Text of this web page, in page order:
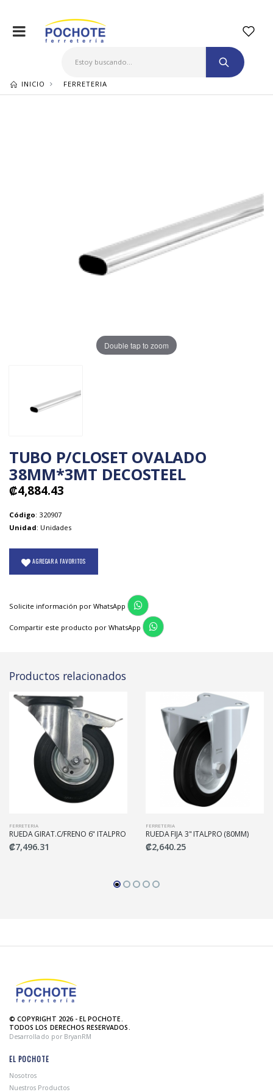
INICIO FERRETERIA
Double tap to zoom
TUBO P/CLOSET OVALADO
38MM*3MT DECOSTEEL
₡4,884.43
Código: 320907
Unidad: Unidades
AGREGAR A FAVORITOS
Solicite información por WhatsApp
Compartir este producto por WhatsApp
Productos relacionados
FERRETERIA
RUEDA GIRAT.C/FRENO 6" ITALPRO
₡7,496.31
FERRETERIA
RUEDA FIJA 3" ITALPRO (80MM)
₡2,640.25
© COPYRIGHT 2026 - EL POCHOTE.
TODOS LOS DERECHOS RESERVADOS.
Desarrollado por BryanRM
EL POCHOTE
Nosotros
Nuestros Productos